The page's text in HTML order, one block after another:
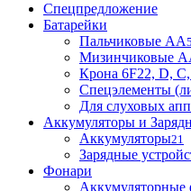
Спецпредложение
Батарейки
Пальчиковые АА
Мизинчиковые
Крона 6F22, D,
Спецэлементы
Для слуховых
Аккумуляторы и
Аккумуляторы21
Зарядные
Фонари
Аккумуляторные